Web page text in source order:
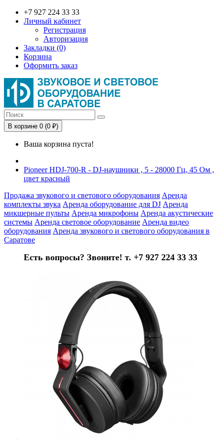
+7 927 224 33 33
Личный кабинет
Регистрация
Авторизация
Закладки (0)
Корзина
Оформить заказ
В корзине 0 (0 ₽)
Ваша корзина пуста!
Pioneer HDJ-700-R - DJ-наушники , 5 - 28000 Гц, 45 Ом ,
цвет красный
Продажа звукового и светового оборудования Аренда
комплекты звука Аренда оборудование для DJ Аренда
микшерные пульты Аренда микрофоны Аренда акустические
системы Аренда световое оборудование Аренда видео
оборудования Аренда звукового и светового оборудования в
Саратове
Есть вопросы? Звоните! т. +7 927 224 33 33